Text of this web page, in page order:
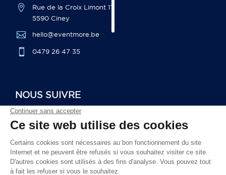

Rue de la Croix Limont 11,
5590 Ciney
 hello@eventmore.be
 0479 26 47 35
NOUS SUIVRE